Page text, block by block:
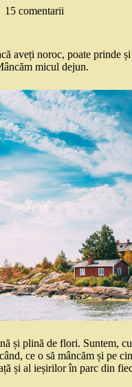
15 comentarii
aveți noroc, poate prinde
micul dejun.
și plină de flori. Suntem,
ce o să mâncăm și pe
și al ieșirilor în parc din